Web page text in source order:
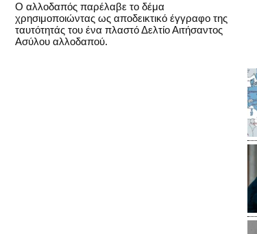
Ο αλλοδαπός παρέλαβε το δέμα
χρησιμοποιώντας ως αποδεικτικό έγγραφο της
ταυτότητάς του ένα πλαστό Δελτίο Αιτήσαντος
Ασύλου αλλοδαπού.